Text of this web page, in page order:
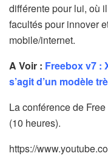
différente pour lui, où
facultés pour innover
mobile/internet.
A Voir : Freebox v7 :
s’agit d’un modèle
La conférence de
(10 heures).
https://